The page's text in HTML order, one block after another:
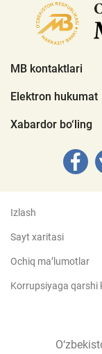
MB kontaktlari
Elektron hukumat
Xabardor bo‘ling
Izlash
Sayt xaritasi
Ochiq ma’lumotlar
Korrupsiyaga qarshi